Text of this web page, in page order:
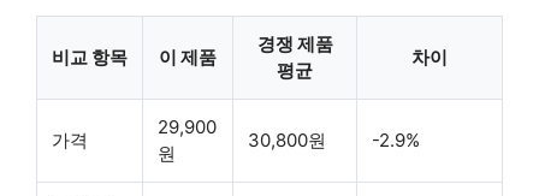
비교 항목 이 제품
경쟁 제품
평균
차이
가격
29,900
원
30,800원 -2.9%